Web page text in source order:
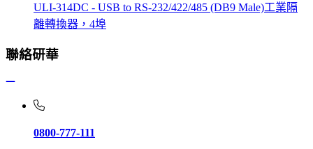
ULI-314DC - USB to RS-232/422/485 (DB9 Male)工業隔
離轉換器，4埠
聯絡研華
0800-777-111